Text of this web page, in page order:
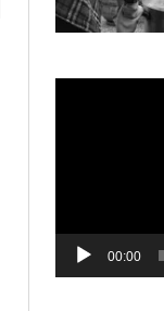
00:00